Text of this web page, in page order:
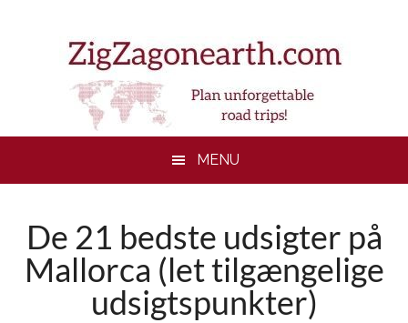
MENU
De 21 bedste udsigter på
Mallorca (let tilgængelige
udsigtspunkter)